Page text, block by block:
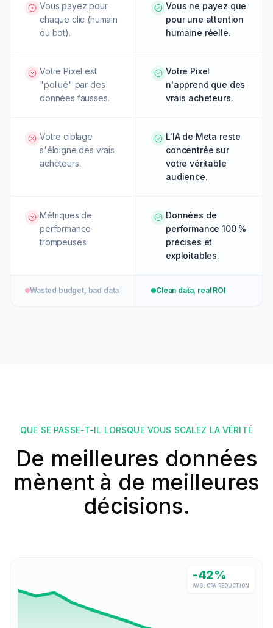
Vous payez pour
chaque clic (humain
ou bot).
Vous ne payez que
pour une attention
humaine réelle.
Votre Pixel est
"pollué" par des
données fausses.
Votre Pixel
n'apprend que des
vrais acheteurs.
Votre ciblage
s'éloigne des vrais
acheteurs.
L'IA de Meta reste
concentrée sur
votre véritable
audience.
Métriques de
performance
trompeuses.
Données de
performance 100 %
précises et
exploitables.
Wasted budget, bad data Clean data, real ROI
QUE SE PASSE-T-IL LORSQUE VOUS SCALEZ LA VÉRITÉ
De meilleures données
mènent à de meilleures
décisions.
-42%
AVG. CPA REDUCTION